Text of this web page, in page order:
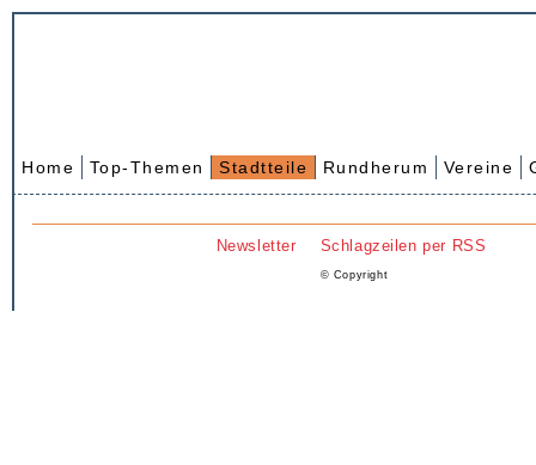
Home Top-Themen Stadtteile Rundherum Vereine
Newsletter Schlagzeilen per RSS
© Copyright